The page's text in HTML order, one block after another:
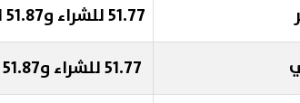
51.77 للشراء و51.87 للبيع